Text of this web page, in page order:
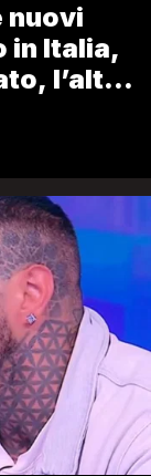
nuovi
in Italia,
l’altro